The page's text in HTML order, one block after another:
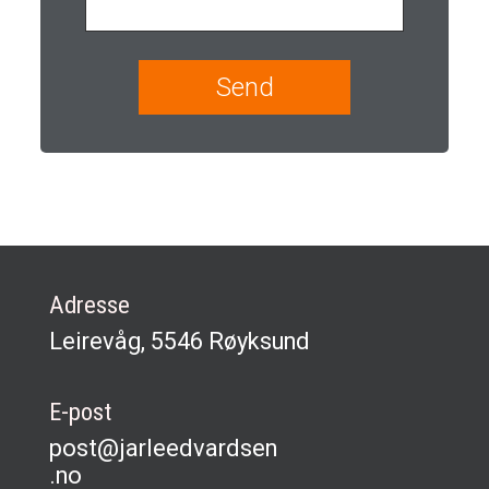
Adresse
Leirevåg, 5546 Røyksund
E-post
post@jarleedvardsen
.no